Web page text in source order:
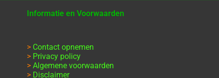
Informatie en Voorwaarden
> Contact opnemen
> Privacy policy
> Algemene voorwaarden
> Disclaimer